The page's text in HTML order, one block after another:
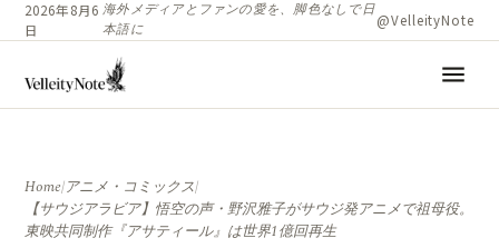
2026年8月6
日
海外メディアとファンの愛を、脚色なしで日
本語に
@VelleityNote
menu
Home/アニメ・コミックス/
【サウジアラビア】悟空の声・野沢雅子がサウジ発アニメで祖母役。
東映共同制作『アサティール』は世界1億回再生